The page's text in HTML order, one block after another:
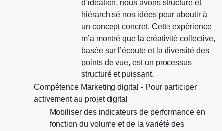
d’idéation, nous avons structuré et
hiérarchisé nos idées pour aboutir à
un concept concret. Cette expérience
m’a montré que la créativité collective,
basée sur l’écoute et la diversité des
points de vue, est un processus
structuré et puissant.
Compétence Marketing digital - Pour participer
activement au projet digital
Mobiliser des indicateurs de performance en
fonction du volume et de la variété des